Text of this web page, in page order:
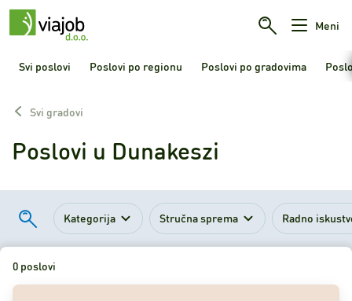
Meni
Svi poslovi Poslovi po regionu Poslovi po gradovima
Svi gradovi
Poslovi u Dunakeszi
Kategorija Stručna sprema Radno
0 poslovi